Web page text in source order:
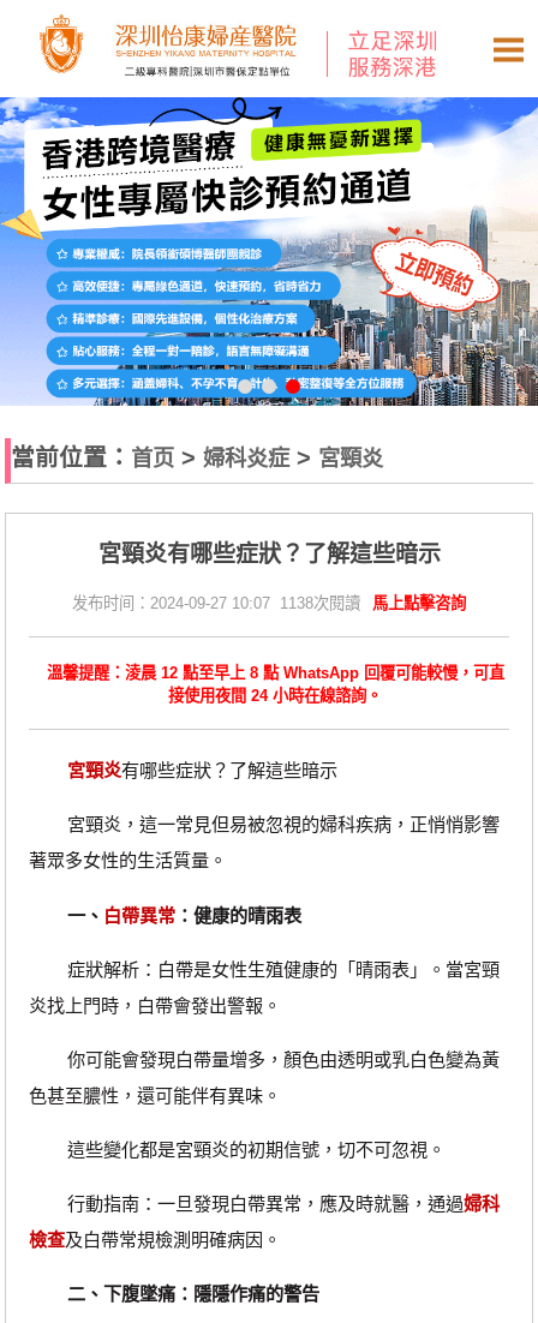
當前位置： 首页 >婦科炎症> 宮頸炎
宮頸炎有哪些症狀？了解這些暗示
发布时间：2024-09-27 10:07 1138次閱讀 馬上點擊咨詢
溫馨提醒：淩晨 12 點至早上 8 點 WhatsApp 回覆可能較慢，可直
接使用夜間 24 小時在線諮詢。
宮頸炎有哪些症狀？了解這些暗示
宮頸炎，這一常見但易被忽視的婦科疾病，正悄悄影響
著眾多女性的生活質量。
一、 白帶異常：健康的晴雨表
‌症狀解析‌：白帶是女性生殖健康的「晴雨表」。當宮頸
炎找上門時，白帶會發出警報。
你可能會發現白帶量增多，顏色由透明或乳白色變為黃
色甚至膿性，還可能伴有異味。
這些變化都是宮頸炎的初期信號，切不可忽視。
‌行動指南‌：一旦發現白帶異常，應及時就醫，通過婦科
檢查及白帶常規檢測明確病因。
二、下腹墜痛：隱隱作痛的警告